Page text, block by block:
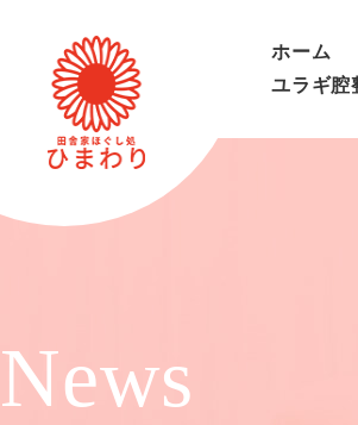
ホーム
ユラギ腔
News